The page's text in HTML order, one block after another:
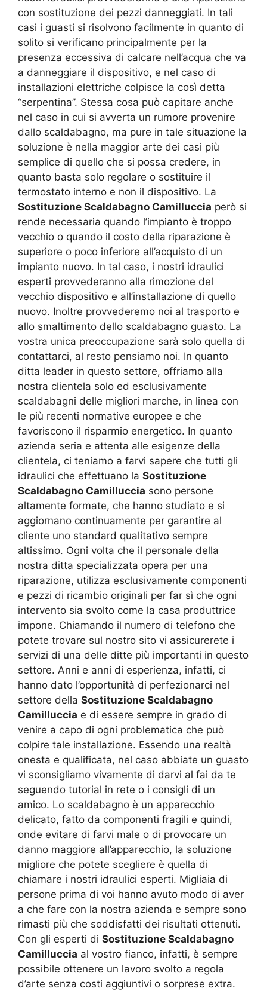
con sostituzione dei pezzi danneggiati. In tali
casi i guasti si risolvono facilmente in quanto di
solito si verificano principalmente per la
presenza eccessiva di calcare nell’acqua che va
a danneggiare il dispositivo, e nel caso di
installazioni elettriche colpisce la così detta
“serpentina”. Stessa cosa può capitare anche
nel caso in cui si avverta un rumore provenire
dallo scaldabagno, ma pure in tale situazione la
soluzione è nella maggior arte dei casi più
semplice di quello che si possa credere, in
quanto basta solo regolare o sostituire il
termostato interno e non il dispositivo. La
Sostituzione Scaldabagno Camilluccia però si
rende necessaria quando l’impianto è troppo
vecchio o quando il costo della riparazione è
superiore o poco inferiore all’acquisto di un
impianto nuovo. In tal caso, i nostri idraulici
esperti provvederanno alla rimozione del
vecchio dispositivo e all’installazione di quello
nuovo. Inoltre provvederemo noi al trasporto e
allo smaltimento dello scaldabagno guasto. La
vostra unica preoccupazione sarà solo quella di
contattarci, al resto pensiamo noi. In quanto
ditta leader in questo settore, offriamo alla
nostra clientela solo ed esclusivamente
scaldabagni delle migliori marche, in linea con
le più recenti normative europee e che
favoriscono il risparmio energetico. In quanto
azienda seria e attenta alle esigenze della
clientela, ci teniamo a farvi sapere che tutti gli
idraulici che effettuano la Sostituzione
Scaldabagno Camilluccia sono persone
altamente formate, che hanno studiato e si
aggiornano continuamente per garantire al
cliente uno standard qualitativo sempre
altissimo. Ogni volta che il personale della
nostra ditta specializzata opera per una
riparazione, utilizza esclusivamente componenti
e pezzi di ricambio originali per far sì che ogni
intervento sia svolto come la casa produttrice
impone. Chiamando il numero di telefono che
potete trovare sul nostro sito vi assicurerete i
servizi di una delle ditte più importanti in questo
settore. Anni e anni di esperienza, infatti, ci
hanno dato l’opportunità di perfezionarci nel
settore della Sostituzione Scaldabagno
Camilluccia e di essere sempre in grado di
venire a capo di ogni problematica che può
colpire tale installazione. Essendo una realtà
onesta e qualificata, nel caso abbiate un guasto
vi sconsigliamo vivamente di darvi al fai da te
seguendo tutorial in rete o i consigli di un
amico. Lo scaldabagno è un apparecchio
delicato, fatto da componenti fragili e quindi,
onde evitare di farvi male o di provocare un
danno maggiore all’apparecchio, la soluzione
migliore che potete scegliere è quella di
chiamare i nostri idraulici esperti. Migliaia di
persone prima di voi hanno avuto modo di aver
a che fare con la nostra azienda e sempre sono
rimasti più che soddisfatti dei risultati ottenuti.
Con gli esperti di Sostituzione Scaldabagno
Camilluccia al vostro fianco, infatti, è sempre
possibile ottenere un lavoro svolto a regola
d’arte senza costi aggiuntivi o sorprese extra.